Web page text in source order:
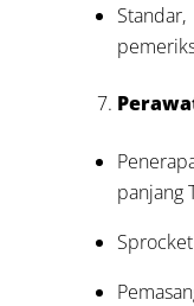
panjang